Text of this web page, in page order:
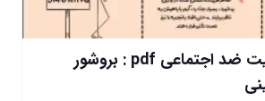
اختلال شخصیت ضد اجتماعی pdf : بروشور